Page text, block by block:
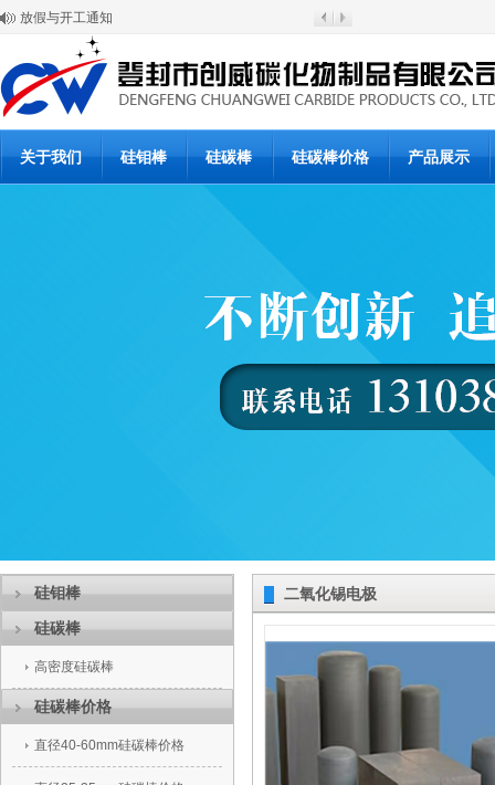
放假与开工通知
硅碳棒涨价通知
登封市创威高温材料有限公司
6月20日硅碳棒批发价格
6月19日硅碳棒价格
硅碳棒使用说明书
硅碳棒停产通知
硅碳棒价格下浮调整通知
关于我们 硅钼棒 硅碳棒 硅碳棒价格 产品展示
硅钼棒
硅碳棒
高密度硅碳棒
硅碳棒价格
直径40-60mm硅碳棒价格
二氧化锡电极